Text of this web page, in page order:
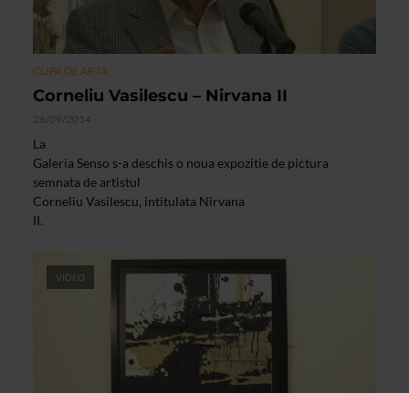
CLIPA DE ARTA
Corneliu Vasilescu – Nirvana II
26/09/2014
La
Galeria Senso s-a deschis o noua expozitie de pictura
semnata de artistul
Corneliu Vasilescu, intitulata Nirvana
II.
VIDEO